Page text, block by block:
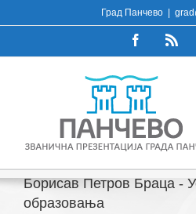
to
Град Панчево
FacebookRss
Борисав Петров Браца -
образовања